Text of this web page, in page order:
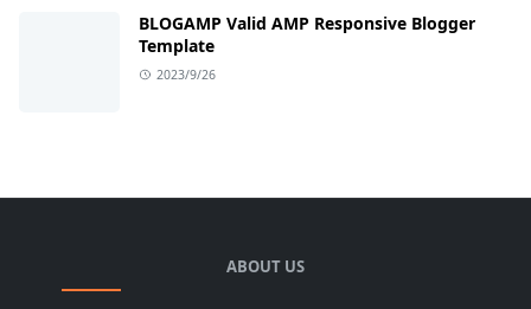
BLOGAMP Valid AMP Responsive Blogger
Template
2023/9/26
ABOUT US